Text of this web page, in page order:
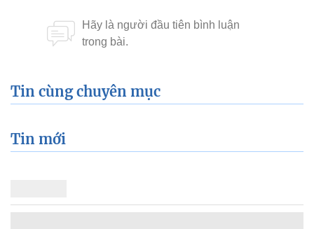
Tin cùng chuyên mục
Tin mới